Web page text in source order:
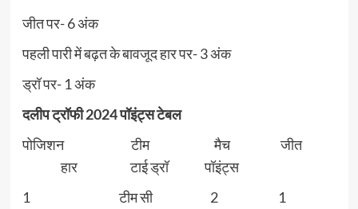
जीत पर- 6 अंक
पहली पारी में बढ़त के बावजूद हार पर- 3 अंक
ड्रॉ पर- 1 अंक
दलीप ट्रॉफी 2024 पॉइंट्स टेबल
पोजिशन टीम मैच जीत
हार टाई ड्रॉ पॉइंट्स
1 टीम सी 2 1